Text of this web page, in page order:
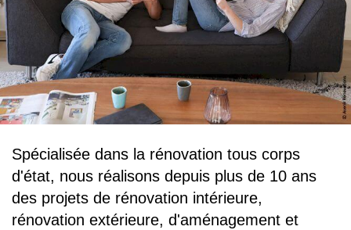
Spécialisée dans la rénovation tous corps
d'état, nous réalisons depuis plus de 10 ans
des projets de rénovation intérieure,
rénovation extérieure, d'aménagement et